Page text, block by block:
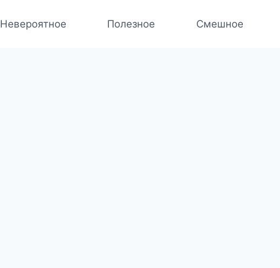
Невероятное Полезное Смешное